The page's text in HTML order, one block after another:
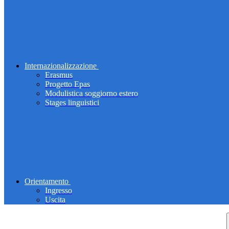
Internazionalizzazione
Erasmus
Progetto Epas
Modulistica soggiorno estero
Stages linguistici
Orientamento
Ingresso
Uscita